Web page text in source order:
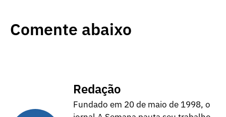
Comente abaixo
Redação
Fundado em 20 de maio de 1998, o